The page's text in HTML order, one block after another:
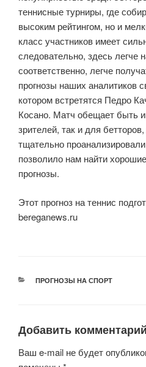
теннисные турниры, где
высоким рейтингом, но и
класс участников имеет
следовательно, здесь легче
соответственно, легче
прогнозы наших аналитиков
котором встретятся Педро
Косано. Матч обещает быть
зрителей, так и для
тщательно
позволило нам найти
прогнозы.
Этот прогноз на теннис
bereganews.ru
РУБРИКИ
ПРОГНОЗЫ НА СПОРТ
Добавить комментарий
Ваш e-mail не будет